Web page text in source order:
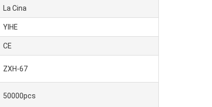
La Cina
YIHE
CE
ZXH-67
50000pcs